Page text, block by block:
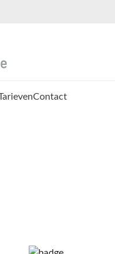
Contact